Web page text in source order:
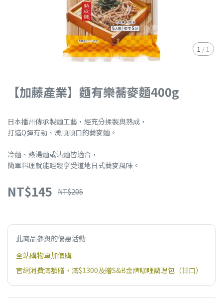
1 / 1
【加藤產業】麵有樂蕎麥麵400g
日本播州傳承製麵工藝，經充分揉製與熟成，
打造Q彈有勁、滑順順口的蕎麥麵。
冷麵、熱湯麵或沾麵皆適合，
簡單料理就能輕鬆享受道地日式蕎麥風味。
NT$145 NT$205
此商品參與的優惠活動
全站購物車加價購
官網消費滿額贈，滿$1300及贈S&B金牌咖哩調理包（甘口）